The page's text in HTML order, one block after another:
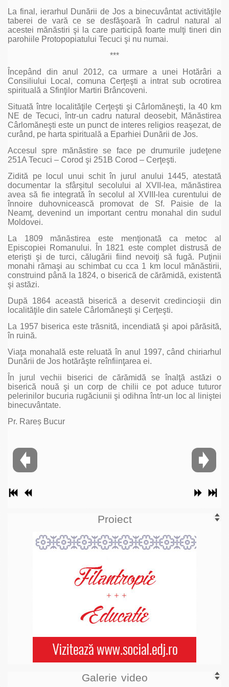
La final, ierarhul Dunării de Jos a binecuvântat activităţile
taberei de vară ce se desfăşoară în cadrul natural al
acestei mănăstiri şi la care participă foarte mulţi tineri din
parohiile Protopopiatului Tecuci şi nu numai.
***
Începând din anul 2012, ca urmare a unei Hotărâri a
Consiliului Local, comuna Cerţeşti a intrat sub ocrotirea
spirituală a Sfinţilor Martiri Brâncoveni.
Situată între localităţile Cerţeşti şi Cârlomăneşti, la 40 km
NE de Tecuci, într-un cadru natural deosebit, Mănăstirea
Cârlomăneşti este un punct de interes religios reaşezat, de
curând, pe harta spirituală a Eparhiei Dunării de Jos.
Accesul spre mănăstire se face pe drumurile judeţene
251A Tecuci – Corod şi 251B Corod – Cerţeşti.
Zidită pe locul unui schit în jurul anului 1445, atestată
documentar la sfârşitul secolului al XVII-lea, mănăstirea
avea să fie integrată în secolul al XVIII-lea curentului de
înnoire duhovnicească promovat de Sf. Paisie de la
Neamţ, devenind un important centru monahal din sudul
Moldovei.
La 1809 mănăstirea este menţionată ca metoc al
Episcopiei Romanului. În 1821 este complet distrusă de
eterişti şi de turci, călugării fiind nevoiţi să fugă. Puţinii
monahi rămaşi au schimbat cu cca 1 km locul mănăstirii,
construind până la 1824, o biserică de cărămidă, existentă
şi astăzi.
După 1864 această biserică a deservit credincioşii din
localităţile din satele Cârlomăneşti şi Cerţeşti.
La 1957 biserica este trăsnită, incendiată şi apoi părăsită,
în ruină.
Viaţa monahală este reluată în anul 1997, când chiriarhul
Dunării de Jos hotărăşte reînfiinţarea ei.
În jurul vechii biserici de cărămidă se înalţă astăzi o
biserică nouă şi un corp de chilii ce pot aduce tuturor
pelerinilor bucuria rugăciunii şi odihna într-un loc al liniştei
binecuvântate.
Pr. Rareș Bucur
Proiect
Galerie video